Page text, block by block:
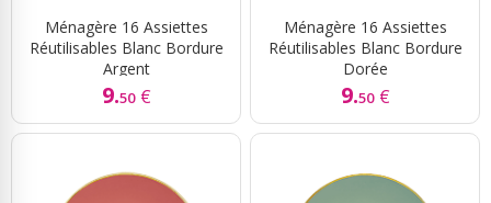
Ménagère 16 Assiettes
Réutilisables Blanc Bordure
Argent
9.50 €
Ménagère 16 Assiettes
Réutilisables Blanc Bordure
Dorée
9.50 €